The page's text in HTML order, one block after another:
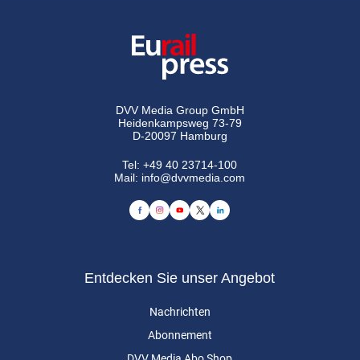
DVV Media Group GmbH
Heidenkampsweg 73-79
D-20097 Hamburg
Tel:+49 40 23714-100
Mail: info@dvvmedia.com
Entdecken Sie unser Angebot
Nachrichten
Abonnement